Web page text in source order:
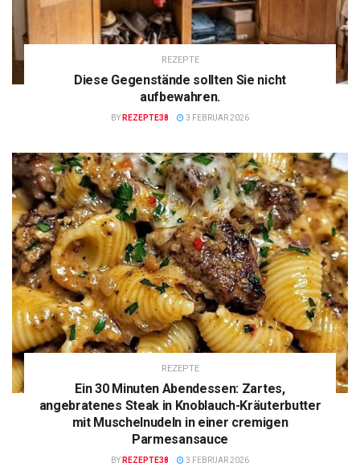
REZEPTE
Diese Gegenstände sollten Sie nicht
aufbewahren.
BY REZEPTE38 3 FEBRUAR 2026
REZEPTE
Ein 30 Minuten Abendessen: Zartes,
angebratenes Steak in Knoblauch-Kräuterbutter
mit Muschelnudeln in einer cremigen
Parmesansauce
BY REZEPTE38 3 FEBRUAR 2026